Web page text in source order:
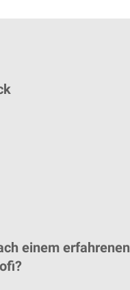
einem erfahrenen